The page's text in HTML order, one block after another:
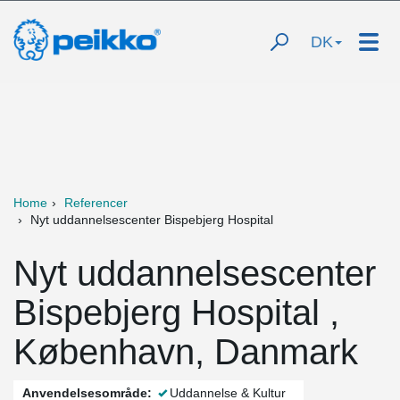
DK
Home
Referencer
Nyt uddannelsescenter Bispebjerg Hospital
Nyt uddannelsescenter
Bispebjerg Hospital ,
København, Danmark
Anvendelsesområde: Uddannelse & Kultur